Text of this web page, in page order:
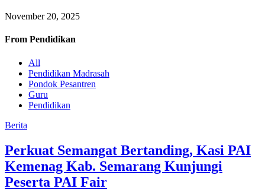
November 20, 2025
From Pendidikan
All
Pendidikan Madrasah
Pondok Pesantren
Guru
Pendidikan
Berita
Perkuat Semangat Bertanding, Kasi PAI
Kemenag Kab. Semarang Kunjungi
Peserta PAI Fair